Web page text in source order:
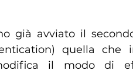
già avviato il
quella che
il modo di